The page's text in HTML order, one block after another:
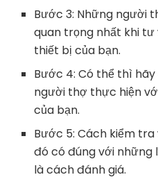
Bước 3: Những người
quan trọng nhất khi
thiết bị của bạn.
Bước 4: Có thể thì
người thợ thực hiện
của bạn.
Bước 5: Cách kiểm
đó có đúng với những
là cách đánh giá.